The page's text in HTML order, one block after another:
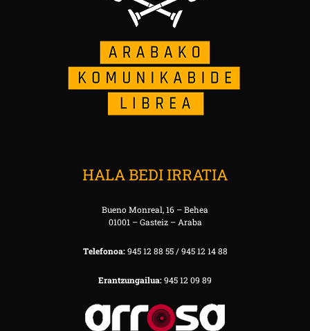
HALA BEDI IRRATIA
Bueno Monreal, 16 – Behea
01001 – Gasteiz – Araba
Telefonoa:945 12 88 55 / 945 12 14 88
Erantzungailua:945 12 09 89